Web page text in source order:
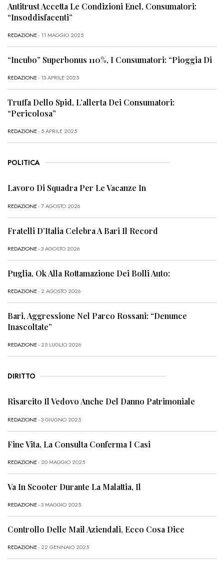
Antitrust Accetta Le Condizioni Enel, Consumatori:
“Insoddisfacenti”
REDAZIONE- 11 MAGGIO 2025
“Incubo” Superbonus 110%, I Consumatori: “Pioggia Di
REDAZIONE- 13 APRILE 2025
Truffa Dello Spid, L’allerta Dei Consumatori:
“Pericolosa”
REDAZIONE- 5 APRILE 2025
POLITICA
Lavoro Di Squadra Per Le Vacanze In
REDAZIONE- 7 AGOSTO 2026
Fratelli D’Italia Celebra A Bari Il Record
REDAZIONE- 3 AGOSTO 2026
Puglia, Ok Alla Rottamazione Dei Bolli Auto:
REDAZIONE- 2 AGOSTO 2026
Bari, Aggressione Nel Parco Rossani: “Denunce
Inascoltate”
REDAZIONE- 25 LUGLIO 2026
DIRITTO
Risarcito Il Vedovo Anche Del Danno Patrimoniale
REDAZIONE- 3 GIUGNO 2025
Fine Vita, La Consulta Conferma I Casi
REDAZIONE- 20 MAGGIO 2025
Va In Scooter Durante La Malattia, Il
REDAZIONE- 3 MAGGIO 2025
Controllo Delle Mail Aziendali, Ecco Cosa Dice
REDAZIONE- 22 GENNAIO 2025